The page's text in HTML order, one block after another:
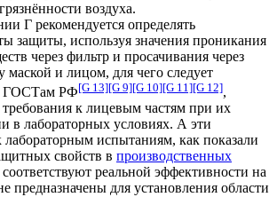
воздуха.
Г рекомендуется определять
защиты, используя значения проникания
через фильтр и просачивания через
маской и лицом, для чего следует
ГОСТам РФ[G 13][G 9][G 10][G 11][G 12],
к лицевым частям при их
в лабораторных условиях. А эти
лабораторным испытаниям, как показали
свойств в производственных
соответствуют реальной эффективности на
предназначены для установления области